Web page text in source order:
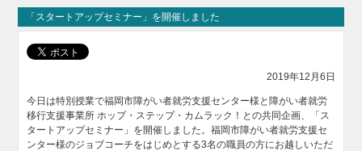
「スタートアップセミナー」を開催しました
2019年12月6日
今日は特別授業で福岡市障がい者就労支援センター様と障がい者就労
移行支援事業所 ホップ・ステップ・カムラック！との共同企画、「ス
タートアップセミナー」を開催しました。福岡市障がい者就労支援セ
ンター様のジョブコーチをはじめとする3名の職員の方にお越しいただ